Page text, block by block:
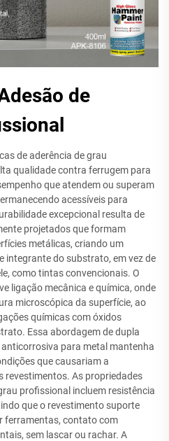
de
de aderência de grau
qualidade contra ferrugem para
que atendem ou superam
acessíveis para
excepcional resulta de
projetados que formam
metálicas, criando um
integrante do substrato, em vez de
como tintas convencionais. O
ligação mecânica e química, onde
microscópica da superfície, ao
químicas com óxidos
Essa abordagem de dupla
para metal mantenha
que causariam a
revestimentos. As propriedades
profissional incluem resistência
que o revestimento suporte
ferramentas, contato com
sem lascar ou rachar. A